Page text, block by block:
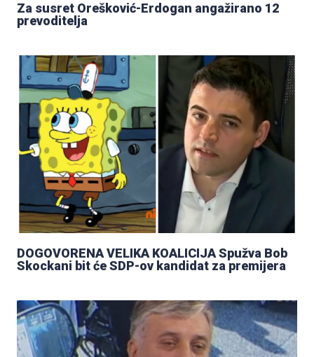
Za susret Orešković-Erdogan angažirano 12
prevoditelja
DOGOVORENA VELIKA KOALICIJA Spužva Bob
Skockani bit će SDP-ov kandidat za premijera